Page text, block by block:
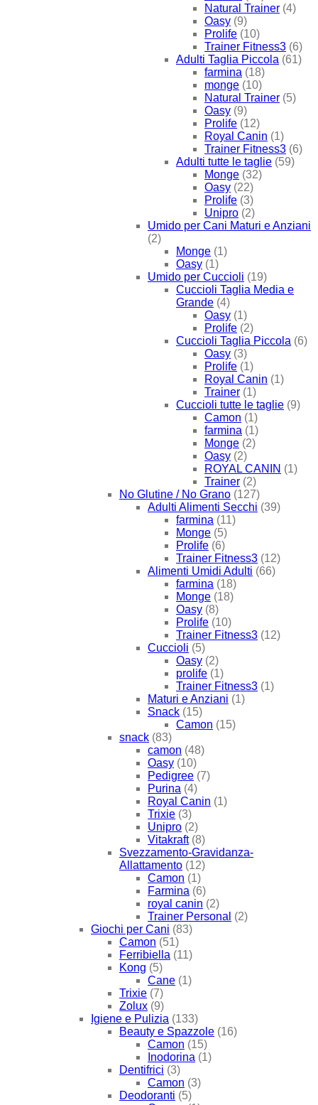
Natural Trainer (4)
Oasy (9)
Prolife (10)
Trainer Fitness3 (6)
Adulti Taglia Piccola (61)
farmina (18)
monge (10)
Natural Trainer (5)
Oasy (9)
Prolife (12)
Royal Canin (1)
Trainer Fitness3 (6)
Adulti tutte le taglie (59)
Monge (32)
Oasy (22)
Prolife (3)
Unipro (2)
Umido per Cani Maturi e Anziani
(2)
Monge (1)
Oasy (1)
Umido per Cuccioli (19)
Cuccioli Taglia Media e
Grande (4)
Oasy (1)
Prolife (2)
Cuccioli Taglia Piccola (6)
Oasy (3)
Prolife (1)
Royal Canin (1)
Trainer (1)
Cuccioli tutte le taglie (9)
Camon (1)
farmina (1)
Monge (2)
Oasy (2)
ROYAL CANIN (1)
Trainer (2)
No Glutine / No Grano (127)
Adulti Alimenti Secchi (39)
farmina (11)
Monge (5)
Prolife (6)
Trainer Fitness3 (12)
Alimenti Umidi Adulti (66)
farmina (18)
Monge (18)
Oasy (8)
Prolife (10)
Trainer Fitness3 (12)
Cuccioli (5)
Oasy (2)
prolife (1)
Trainer Fitness3 (1)
Maturi e Anziani (1)
Snack (15)
Camon (15)
snack (83)
camon (48)
Oasy (10)
Pedigree (7)
Purina (4)
Royal Canin (1)
Trixie (3)
Unipro (2)
Vitakraft (8)
Svezzamento-Gravidanza-
Allattamento (12)
Camon (1)
Farmina (6)
royal canin (2)
Trainer Personal (2)
Giochi per Cani (83)
Camon (51)
Ferribiella (11)
Kong (5)
Cane (1)
Trixie (7)
Zolux (9)
Igiene e Pulizia (133)
Beauty e Spazzole (16)
Camon (15)
Inodorina (1)
Dentifrici (3)
Camon (3)
Deodoranti (5)